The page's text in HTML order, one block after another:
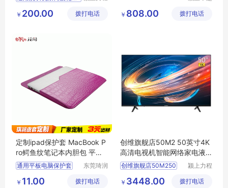
有限公司
￥ 200.00 拨打电话
有限公司
￥ 808.00 拨打电话
定制ipad保护套 MacBook P
ro鳄鱼纹笔记本内胆包 平板
皮套定做工厂
通用平板电脑保护套
平板内胆包
东莞琦润
公司
￥ 11.00 拨打电话
创维旗舰店50M2 50英寸4K
高清电视机智能网络家电液
晶屏彩电
创维旗舰店50M250
颍上力程
有限公司
￥ 3448.00 拨打电话